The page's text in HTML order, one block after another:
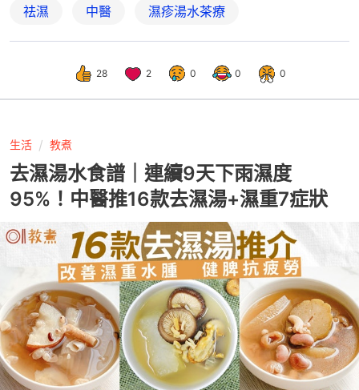
祛濕 中醫 濕疹湯水茶療
28 2 0 0 0
生活 教煮
去濕湯水食譜｜連續9天下雨濕度
95%！中醫推16款去濕湯+濕重7症狀